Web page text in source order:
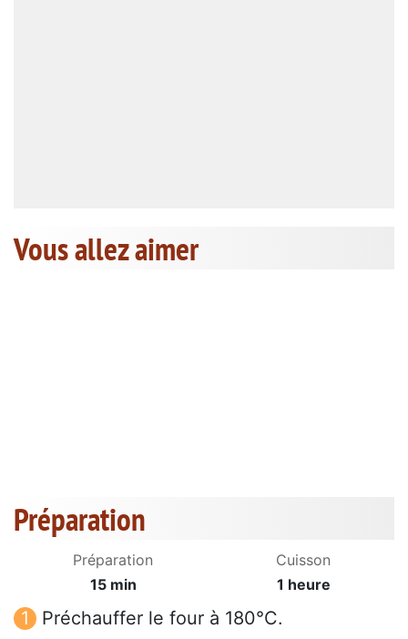
Vous allez aimer
Préparation
Préparation
15 min
Cuisson
1 heure
Préchauffer le four à 180°C.